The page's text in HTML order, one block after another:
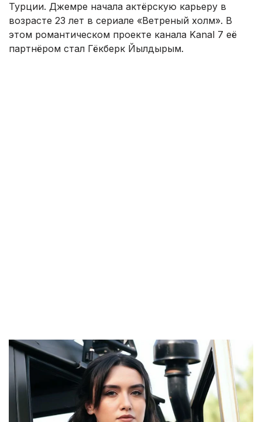
Турции. Джемре начала актёрскую карьеру в
возрасте 23 лет в сериале «Ветреный холм». В
этом романтическом проекте канала Kanal 7 её
партнёром стал Гёкберк Йылдырым.